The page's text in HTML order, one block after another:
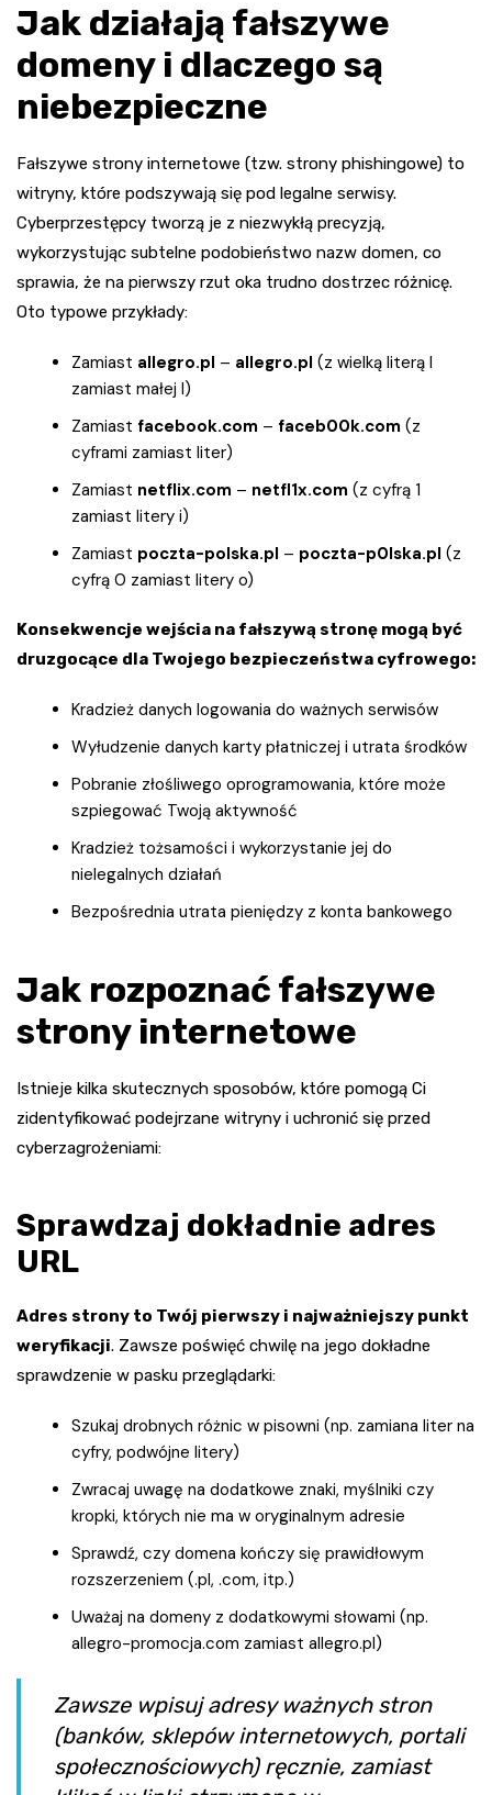
Jak działają fałszywe
domeny i dlaczego są
niebezpieczne
Fałszywe strony internetowe (tzw. strony phishingowe) to
witryny, które podszywają się pod legalne serwisy.
Cyberprzestępcy tworzą je z niezwykłą precyzją,
wykorzystując subtelne podobieństwo nazw domen, co
sprawia, że na pierwszy rzut oka trudno dostrzec różnicę.
Oto typowe przykłady:
Zamiast allegro.pl – alIegro.pl (z wielką literą I
zamiast małej l)
Zamiast facebook.com – faceb00k.com (z
cyframi zamiast liter)
Zamiast netflix.com – netfl1x.com (z cyfrą 1
zamiast litery i)
Zamiast poczta-polska.pl – poczta-p0lska.pl (z
cyfrą 0 zamiast litery o)
Konsekwencje wejścia na fałszywą stronę mogą być
druzgocące dla Twojego bezpieczeństwa cyfrowego:
Kradzież danych logowania do ważnych serwisów
Wyłudzenie danych karty płatniczej i utrata środków
Pobranie złośliwego oprogramowania, które może
szpiegować Twoją aktywność
Kradzież tożsamości i wykorzystanie jej do
nielegalnych działań
Bezpośrednia utrata pieniędzy z konta bankowego
Jak rozpoznać fałszywe
strony internetowe
Istnieje kilka skutecznych sposobów, które pomogą Ci
zidentyfikować podejrzane witryny i uchronić się przed
cyberzagrożeniami:
Sprawdzaj dokładnie adres
URL
Adres strony to Twój pierwszy i najważniejszy punkt
weryfikacji. Zawsze poświęć chwilę na jego dokładne
sprawdzenie w pasku przeglądarki:
Szukaj drobnych różnic w pisowni (np. zamiana liter na
cyfry, podwójne litery)
Zwracaj uwagę na dodatkowe znaki, myślniki czy
kropki, których nie ma w oryginalnym adresie
Sprawdź, czy domena kończy się prawidłowym
rozszerzeniem (.pl, .com, itp.)
Uważaj na domeny z dodatkowymi słowami (np.
allegro-promocja.com zamiast allegro.pl)
Zawsze wpisuj adresy ważnych stron
(banków, sklepów internetowych, portali
społecznościowych) ręcznie, zamiast